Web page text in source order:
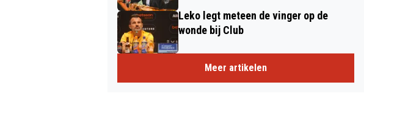
Leko legt meteen de vinger op de
wonde bij Club
Meer artikelen